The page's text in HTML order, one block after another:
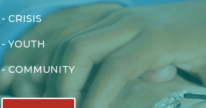
- CRISIS
-YOUTH
-COMMUNITY